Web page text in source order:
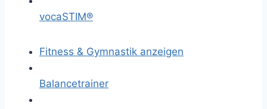
vocaSTIM®
Fitness & Gymnastik anzeigen
Balancetrainer